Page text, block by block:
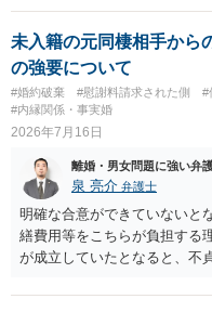
未入籍の元同棲相手から
の強要について
#婚約破棄 #慰謝料請求された側 #
#内縁関係・事実婚
2026年7月16日
離婚・男女問題に強い弁
泉 亮介 弁護士
明確な合意ができていないと
繕費用等をこちらが負担する
が成立していたとなると、不
れば早めに弁護士に相談し、